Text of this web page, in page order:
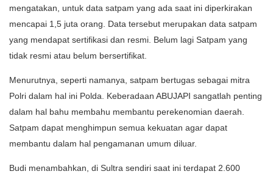
mengatakan, untuk data satpam yang ada saat ini diperkirakan
mencapai 1,5 juta orang. Data tersebut merupakan data satpam
yang mendapat sertifikasi dan resmi. Belum lagi Satpam yang
tidak resmi atau belum bersertifikat.
Menurutnya, seperti namanya, satpam bertugas sebagai mitra
Polri dalam hal ini Polda. Keberadaan ABUJAPI sangatlah penting
dalam hal bahu membahu membantu perekenomian daerah.
Satpam dapat menghimpun semua kekuatan agar dapat
membantu dalam hal pengamanan umum diluar.
Budi menambahkan, di Sultra sendiri saat ini terdapat 2.600